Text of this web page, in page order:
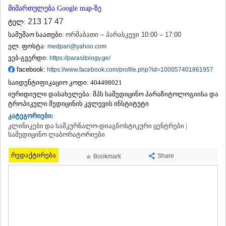
ᲗᲔᲠᲯᲝᲚᲐ
ᲡᲐᲛᲢᲠᲔᲓᲘᲐ
ᲡᲐᲩᲮᲔᲠᲔ
ᲢᲧᲘᲑᲣᲚᲘ
ᲥᲣᲗᲐᲘᲡᲘ
ᲬᲧᲐᲚᲢᲣᲑᲝ
ᲭᲘᲐᲗᲣᲠᲐ
ᲮᲐᲠᲐᲒᲐᲣᲚᲘ
ᲮᲝᲜᲘ
ᲙᲐᲮᲔᲗᲘ
ᲒᲣᲠᲯᲐᲐᲜᲘ
ᲓᲔᲓᲝᲤᲚᲘᲡᲬᲧᲐᲠᲝ
ᲗᲔᲚᲐᲕᲘ
ᲚᲐᲒᲝᲓᲔᲮᲘ
ᲡᲐᲒᲐᲠᲔᲯᲝ
მიმართულება Google map-ზე
ტელ: 213 17 47
სამუშაო საათები: ორშაბათი – პარასკევი 10:00 – 17:00
ელ. ფოსტა: medpari@yahoo.com
ვებ-გვერდი: https://parasitology.ge/
facebook: https://www.facebook.com/profile.php?id=100057401861957
საიდენტიფიკაციო კოდი: 404498021
იურიდიული დასახელება: შპს სამედიცინო პარაზიტოლოგიისა და
ტროპიკული მედიცინის კვლევის ინსტიტუტი
კატეგორიები:
კლინიკები და სამკურნალო-დიაგნოსტიკური ცენტრები |
სამედიცინო ლაბორატორიები
რედაქტირება Bookmark Share